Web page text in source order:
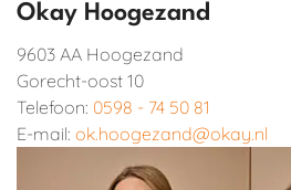
Okay Hoogezand
9603 AA Hoogezand
Gorecht-oost 10
Telefoon: 0598 - 74 50 81
E-mail: ok.hoogezand@okay.nl